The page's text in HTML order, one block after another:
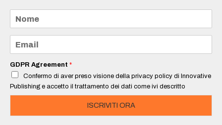
m
e
a
i
*
GDPR Agreement *
Confermo di aver preso visione della privacy policy di Innovative
Publishing e accetto il trattamento dei dati come ivi descritto
ISCRIVITI ORA